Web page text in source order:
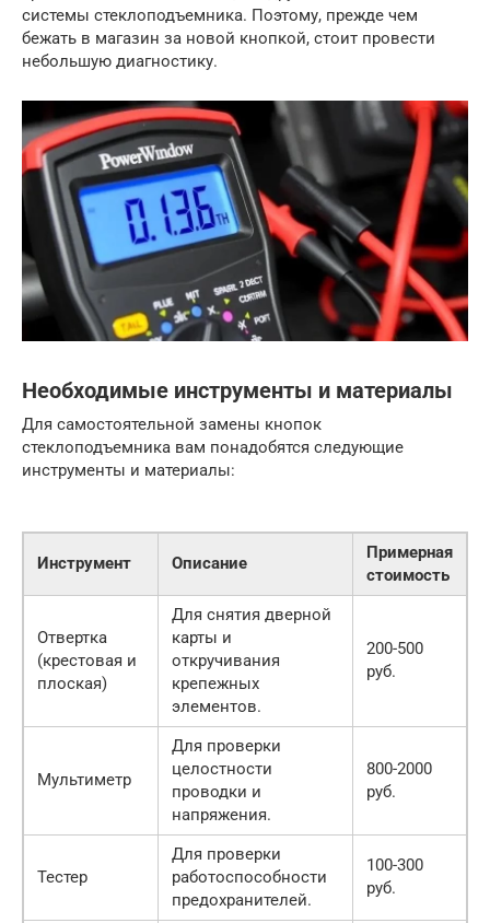
системы стеклоподъемника. Поэтому, прежде чем
бежать в магазин за новой кнопкой, стоит провести
небольшую диагностику.
Необходимые инструменты и материалы
Для самостоятельной замены кнопок
стеклоподъемника вам понадобятся следующие
инструменты и материалы:
Инструмент Описание
Примерная
стоимость
Отвертка
(крестовая и
плоская)
Для снятия дверной
карты и
откручивания
крепежных
элементов.
200-500
руб.
Мультиметр
Для проверки
целостности
проводки и
напряжения.
800-2000
руб.
Тестер
Для проверки
работоспособности
предохранителей.
100-300
руб.